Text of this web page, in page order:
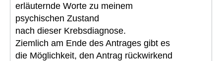
erläuternde Worte zu meinem
psychischen Zustand
nach dieser Krebsdiagnose.
Ziemlich am Ende des Antrages gibt es
die Möglichkeit, den Antrag rückwirkend